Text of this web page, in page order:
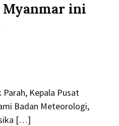
Myanmar ini
Kepala Pusat
Badan Meteorologi,
[…]